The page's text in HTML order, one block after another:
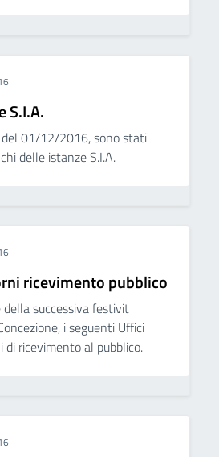
S.I.A.
del 01/12/2016, sono stati
delle istanze S.I.A.
ricevimento pubblico
della successiva festivit
i seguenti Uffici
di ricevimento al pubblico.